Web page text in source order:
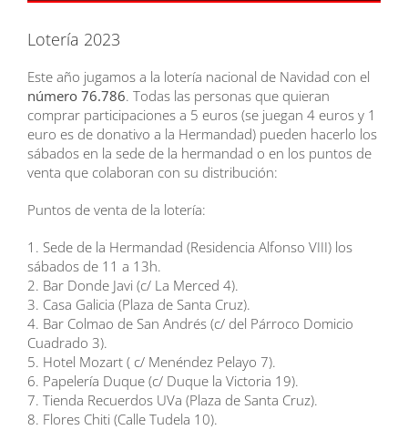
Lotería 2023
Este año jugamos a la lotería nacional de Navidad con el
número 76.786. Todas las personas que quieran
comprar participaciones a 5 euros (se juegan 4 euros y 1
euro es de donativo a la Hermandad) pueden hacerlo los
sábados en la sede de la hermandad o en los puntos de
venta que colaboran con su distribución:
Puntos de venta de la lotería:
1. Sede de la Hermandad (Residencia Alfonso VIII) los
sábados de 11 a 13h.
2. Bar Donde Javi (c/ La Merced 4).
3. Casa Galicia (Plaza de Santa Cruz).
4. Bar Colmao de San Andrés (c/ del Párroco Domicio
Cuadrado 3).
5. Hotel Mozart ( c/ Menéndez Pelayo 7).
6. Papelería Duque (c/ Duque la Victoria 19).
7. Tienda Recuerdos UVa (Plaza de Santa Cruz).
8. Flores Chiti (Calle Tudela 10).